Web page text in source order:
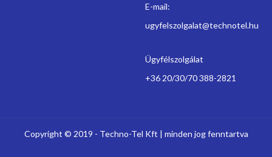
E-mail:
ugyfelszolgalat@technotel.hu
Ügyfélszolgálat
+36 20/30/70 388-2821
Copyright © 2019 - Techno-Tel Kft | minden jog fenntartva